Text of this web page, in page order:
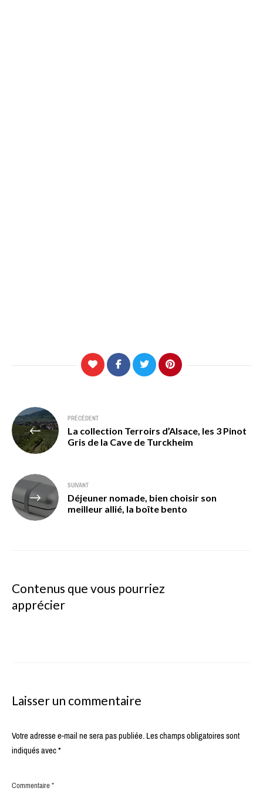
Navigation
de
l’article
PRÉCÉDENT
La collection Terroirs d’Alsace, les 3 Pinot
Gris de la Cave de Turckheim
SUIVANT
Déjeuner nomade, bien choisir son
meilleur allié, la boîte bento
Contenus que vous pourriez
apprécier
Laisser un commentaire
Votre adresse e-mail ne sera pas publiée.Les champs obligatoires sont
indiqués avec*
Commentaire*